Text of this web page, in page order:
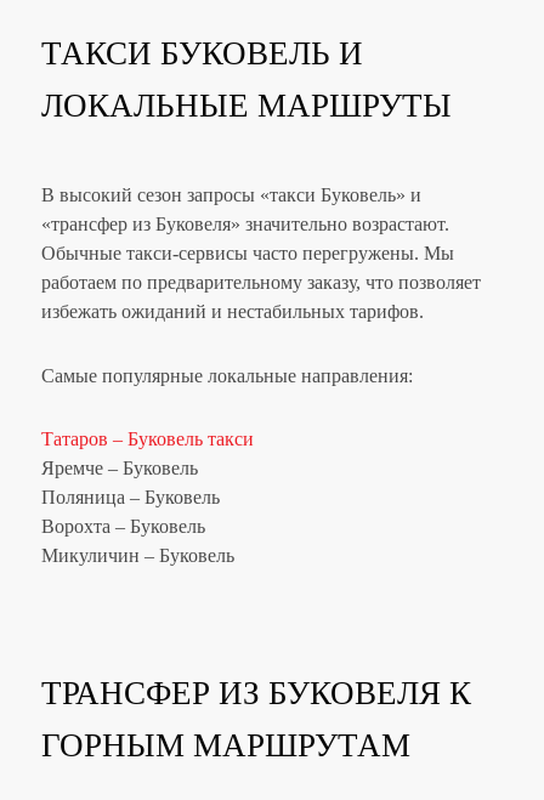
ТАКСИ БУКОВЕЛЬ И
ЛОКАЛЬНЫЕ МАРШРУТЫ
В высокий сезон запросы «такси Буковель» и
«трансфер из Буковеля» значительно возрастают.
Обычные такси-сервисы часто перегружены. Мы
работаем по предварительному заказу, что позволяет
избежать ожиданий и нестабильных тарифов.
Самые популярные локальные направления:
Татаров – Буковель такси
Яремче – Буковель
Поляница – Буковель
Ворохта – Буковель
Микуличин – Буковель
ТРАНСФЕР ИЗ БУКОВЕЛЯ К
ГОРНЫМ МАРШРУТАМ